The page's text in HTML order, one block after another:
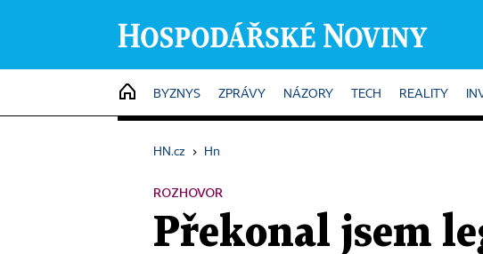
HOME
BYZNYS ZPRÁVY NÁZORY TECH REALITY
HN.cz › Hn
ROZHOVOR
Překonal jsem